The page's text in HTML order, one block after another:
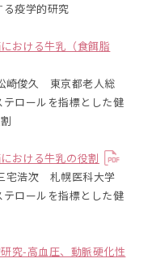
疫学的研究
おける牛乳（食餌脂
崎俊久 東京都老人総
ロールを指標とした健
おける牛乳の役割
宅浩次 札幌医科大学
ロールを指標とした健
究-高血圧、動脈硬化性